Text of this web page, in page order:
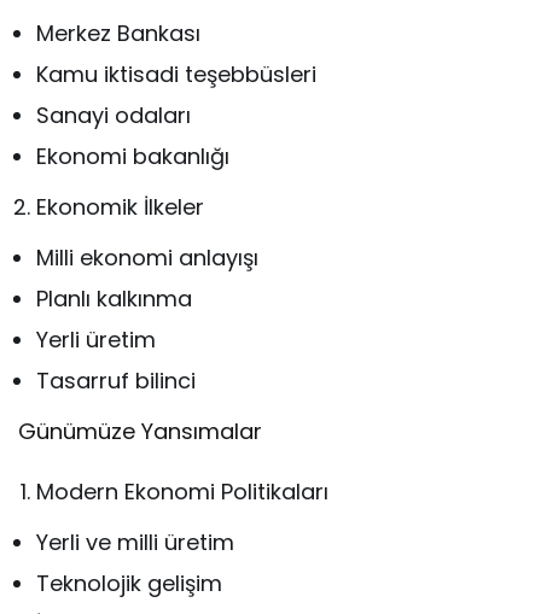
Merkez Bankası
Kamu iktisadi teşebbüsleri
Sanayi odaları
Ekonomi bakanlığı
Ekonomik İlkeler
Milli ekonomi anlayışı
Planlı kalkınma
Yerli üretim
Tasarruf bilinci
Günümüze Yansımalar
Modern Ekonomi Politikaları
Yerli ve milli üretim
Teknolojik gelişim